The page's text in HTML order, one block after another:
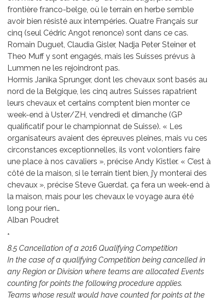
frontière franco-belge, où le terrain en herbe semble
avoir bien résisté aux intempéries. Quatre Français sur
cinq (seul Cédric Angot renonce) sont dans ce cas.
Romain Duguet, Claudia Gisler, Nadja Peter Steiner et
Theo Muff y sont engagés, mais les Suisses prévus à
Lummen ne les rejoindront pas.
Hormis Janika Sprunger, dont les chevaux sont basés au
nord de la Belgique, les cinq autres Suisses rapatrient
leurs chevaux et certains comptent bien monter ce
week-end à Uster/ZH, vendredi et dimanche (GP
qualificatif pour le championnat de Suisse). « Les
organisateurs avaient des épreuves pleines, mais vu ces
circonstances exceptionnelles, ils vont volontiers faire
une place à nos cavaliers », précise Andy Kistler. « C’est à
côté de la maison, si le terrain tient bien, j’y monterai des
chevaux », précise Steve Guerdat. ça fera un week-end à
la maison, mais pour les chevaux le voyage aura été
long pour rien…
Alban Poudret
*
8.5 Cancellation of a 2016 Qualifying Competition
In the case of a qualifying Competition being cancelled in
any Region or Division where teams are allocated Events
counting for points the following procedure applies.
Teams whose result would have counted for points at the